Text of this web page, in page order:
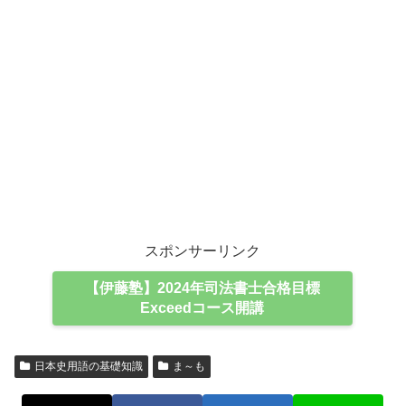
スポンサーリンク
【伊藤塾】2024年司法書士合格目標
Exceedコース開講
日本史用語の基礎知識 ま～も